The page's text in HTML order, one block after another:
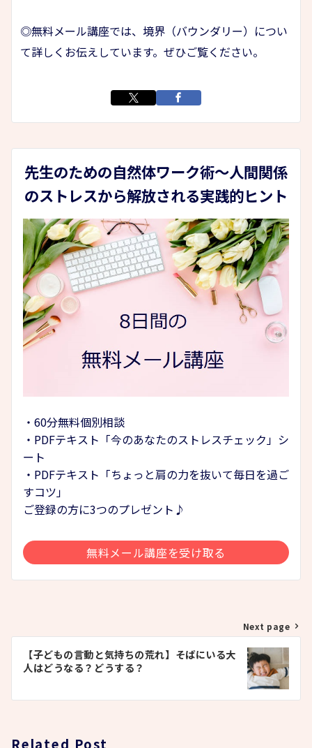
◎無料メール講座では、境界（バウンダリー）につい
て詳しくお伝えしています。ぜひご覧ください。
先生のための自然体ワーク術～人間関係
のストレスから解放される実践的ヒント
・60分無料個別相談
・PDFテキスト「今のあなたのストレスチェック」シ
ート
・PDFテキスト「ちょっと肩の力を抜いて毎日を過ご
すコツ」
ご登録の方に3つのプレゼント♪
無料メール講座を受け取る
ナ
ビ
ー
Next page
【子どもの言動と気持ちの荒れ】そばにいる大
人はどうなる？どうする？
Related Post